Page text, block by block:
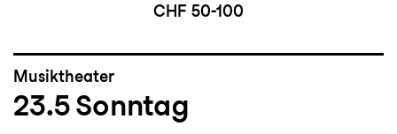
CHF 50-100
Musiktheater
23.5Sonntag